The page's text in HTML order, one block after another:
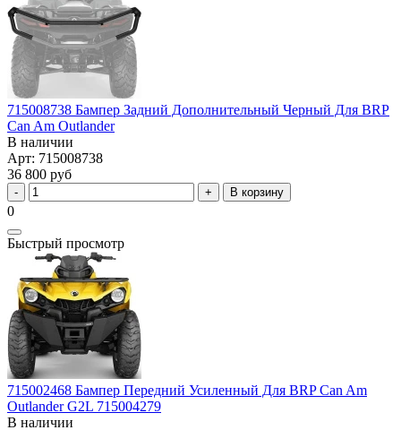
715008738 Бампер Задний Дополнительный Черный Для BRP
Can Am Outlander
В наличии
Арт: 715008738
36 800 руб
В корзину
0
Быстрый просмотр
715002468 Бампер Передний Усиленный Для BRP Can Am
Outlander G2L 715004279
В наличии